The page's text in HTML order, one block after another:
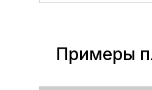
Примеры